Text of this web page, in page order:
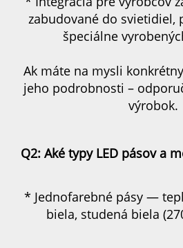
zabudované do svietidiel,
špeciálne
Ak máte na mysli
jeho podrobnosti –
výrobok.
Q2: Aké typy LED pásov a
* Jednofarebné pásy —
biela, studená biela